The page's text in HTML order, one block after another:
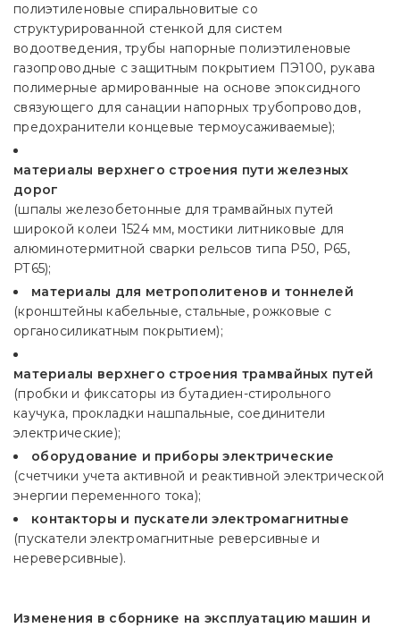
полиэтиленовые спиральновитые со
структурированной стенкой для систем
водоотведения, трубы напорные полиэтиленовые
газопроводные с защитным покрытием ПЭ100, рукава
полимерные армированные на основе эпоксидного
связующего для санации напорных трубопроводов,
предохранители концевые термоусаживаемые);
материалы верхнего строения пути железных
дорог
(шпалы железобетонные для трамвайных путей
широкой колеи 1524 мм, мостики литниковые для
алюминотермитной сварки рельсов типа Р50, Р65,
РТ65);
материалы для метрополитенов и тоннелей
(кронштейны кабельные, стальные, рожковые с
органосиликатным покрытием);
материалы верхнего строения трамвайных путей
(пробки и фиксаторы из бутадиен-стирольного
каучука, прокладки нашпальные, соединители
электрические);
оборудование и приборы электрические
(счетчики учета активной и реактивной электрической
энергии переменного тока);
контакторы и пускатели электромагнитные
(пускатели электромагнитные реверсивные и
нереверсивные).
Изменения в сборнике на эксплуатацию машин и